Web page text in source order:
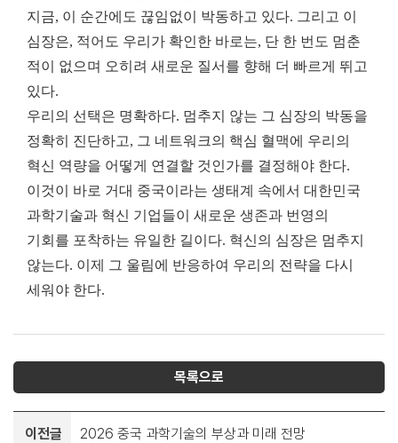
지금, 이 순간에도 끊임없이 박동하고 있다. 그리고 이
심장은, 적어도 우리가 확인한 바로는, 단 한 번도 멈춘
적이 없으며 오히려 새로운 질서를 향해 더 빠르게 뛰고
있다.
우리의 선택은 명확하다. 멈추지 않는 그 심장의 박동을
정확히 진단하고, 그 네트워크의 핵심 혈맥에 우리의
혁신 역량을 어떻게 연결할 것인가를 결정해야 한다.
이것이 바로 거대 중국이라는 생태계 속에서 대한민국
과학기술과 혁신 기업들이 새로운 생존과 번영의
기회를 포착하는 유일한 길이다. 혁신의 심장은 멈추지
않는다. 이제 그 울림에 반응하여 우리의 전략을 다시
세워야 한다.
목록으로
이전글 2026 중국 과학기술의 부상과 미래 전망